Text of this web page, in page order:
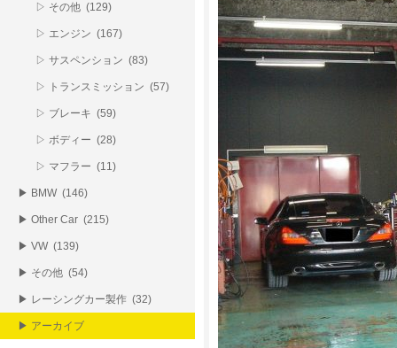
▷ その他 (129)
▷ エンジン (167)
▷ サスペンション (83)
▷ トランスミッション (57)
▷ ブレーキ (59)
▷ ボディー (28)
▷ マフラー (11)
▶ BMW (146)
▶ Other Car (215)
▶ VW (139)
▶ その他 (54)
▶ レーシングカー製作 (32)
▶ アーカイブ